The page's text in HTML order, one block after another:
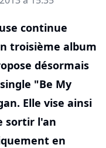
continue
troisième album
désormais
"Be My
Elle vise ainsi
sortir l'an
en